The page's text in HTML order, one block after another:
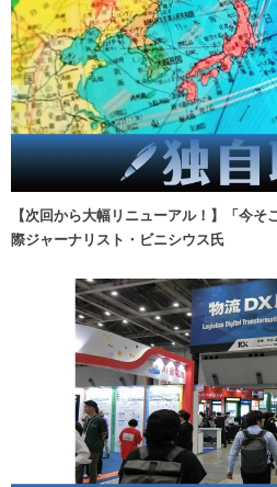
【次回から大幅リニューアル！】「今
際ジャーナリスト・ビニシウス氏